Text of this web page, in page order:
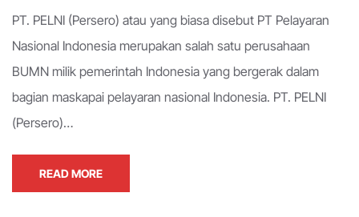
PT. PELNI (Persero) atau yang biasa disebut PT Pelayaran
Nasional Indonesia merupakan salah satu perusahaan
BUMN milik pemerintah Indonesia yang bergerak dalam
bagian maskapai pelayaran nasional Indonesia. PT. PELNI
(Persero)…
READ MORE